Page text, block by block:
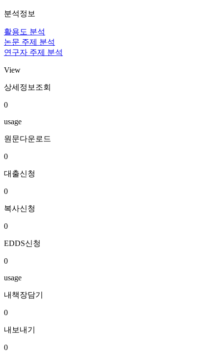
분석정보
활용도 분석
논문 주제 분석
연구자 주제 분석
View
상세정보조회
0
usage
원문다운로드
0
대출신청
0
복사신청
0
EDDS신청
0
usage
내책장담기
0
내보내기
0